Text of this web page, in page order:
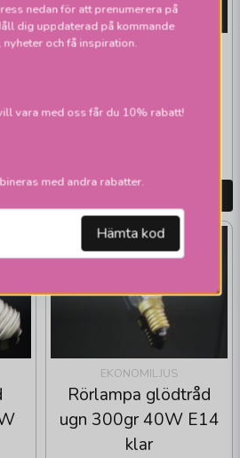
EKONOMILJUS
EKONOMILJUS
Rörlampa glödtråd
ugn 300gr 40W E14
klar
nedan för att prenumerera på
dig uppdaterad på kommande
nyheter och få inspiration.
vara med oss får du 10% rabatt!
med andra rabatter.
Hämta kod